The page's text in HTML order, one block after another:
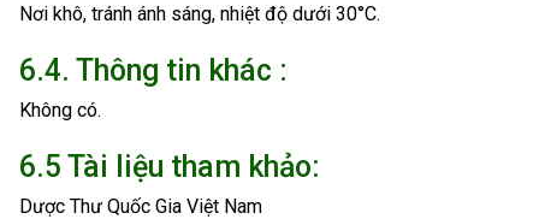
Nơi khô, tránh ánh sáng, nhiệt độ dưới 30°C.
6.4. Thông tin khác :
Không có.
6.5 Tài liệu tham khảo:
Dược Thư Quốc Gia Việt Nam